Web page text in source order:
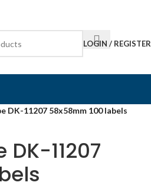
LOGIN / REGISTER
DK-11207 58x58mm 100 labels
11207